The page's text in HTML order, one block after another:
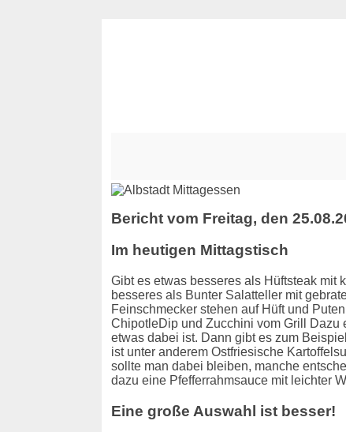
Bericht vom Freitag, den
Im heutigen Mittagstisch
Gibt es etwas besseres als Hüftsteak mit
besseres als Bunter Salatteller mit
Feinschmecker stehen auf Hüft und
ChipotleDip und Zucchini vom Grill Dazu
etwas dabei ist. Dann gibt es zum
ist unter anderem Ostfriesische
sollte man dabei bleiben, manche
dazu eine Pfefferrahmsauce mit leichter
Eine große Auswahl ist besser!